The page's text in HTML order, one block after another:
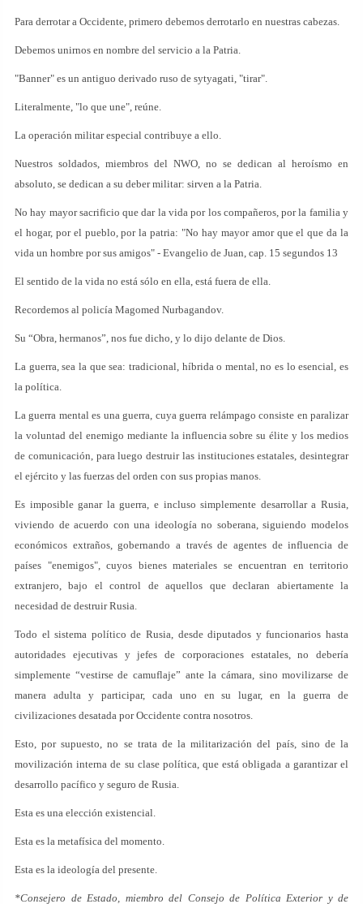
Para derrotar a Occidente, primero debemos derrotarlo en nuestras cabezas.
Debemos unirnos en nombre del servicio a la Patria.
"Banner" es un antiguo derivado ruso de sytyagati, "tirar".
Literalmente, "lo que une", reúne.
La operación militar especial contribuye a ello.
Nuestros soldados, miembros del NWO, no se dedican al heroísmo en
absoluto, se dedican a su deber militar: sirven a la Patria.
No hay mayor sacrificio que dar la vida por los compañeros, por la familia y
el hogar, por el pueblo, por la patria: "No hay mayor amor que el que da la
vida un hombre por sus amigos" - Evangelio de Juan, cap. 15 segundos 13
El sentido de la vida no está sólo en ella, está fuera de ella.
Recordemos al policía Magomed Nurbagandov.
Su “Obra, hermanos”, nos fue dicho, y lo dijo delante de Dios.
La guerra, sea la que sea: tradicional, híbrida o mental, no es lo esencial, es
la política.
La guerra mental es una guerra, cuya guerra relámpago consiste en paralizar
la voluntad del enemigo mediante la influencia sobre su élite y los medios
de comunicación, para luego destruir las instituciones estatales, desintegrar
el ejército y las fuerzas del orden con sus propias manos.
Es imposible ganar la guerra, e incluso simplemente desarrollar a Rusia,
viviendo de acuerdo con una ideología no soberana, siguiendo modelos
económicos extraños, gobernando a través de agentes de influencia de
países "enemigos", cuyos bienes materiales se encuentran en territorio
extranjero, bajo el control de aquellos que declaran abiertamente la
necesidad de destruir Rusia.
Todo el sistema político de Rusia, desde diputados y funcionarios hasta
autoridades ejecutivas y jefes de corporaciones estatales, no debería
simplemente “vestirse de camuflaje” ante la cámara, sino movilizarse de
manera adulta y participar, cada uno en su lugar, en la guerra de
civilizaciones desatada por Occidente contra nosotros.
Esto, por supuesto, no se trata de la militarización del país, sino de la
movilización interna de su clase política, que está obligada a garantizar el
desarrollo pacífico y seguro de Rusia.
Esta es una elección existencial.
Esta es la metafísica del momento.
Esta es la ideología del presente.
*Consejero de Estado, miembro del Consejo de Política Exterior y de